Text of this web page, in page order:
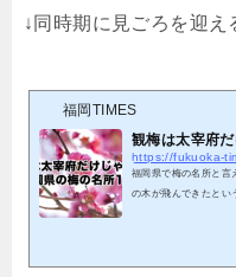
↓同時期に見ごろを迎え
福岡TIMES
観梅は太宰府
https://fukuoka-
福岡県で梅の名所と言
の木が飛んできたとい